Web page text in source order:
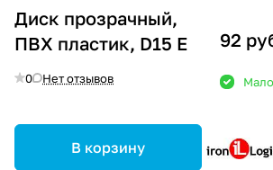
Диск прозрачный,
ПВХ пластик, D15 E
0 Нет отзывов
В корзину
92
Мало